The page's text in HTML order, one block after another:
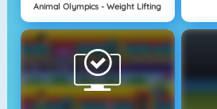
Animal Olympics - Weight Lifting